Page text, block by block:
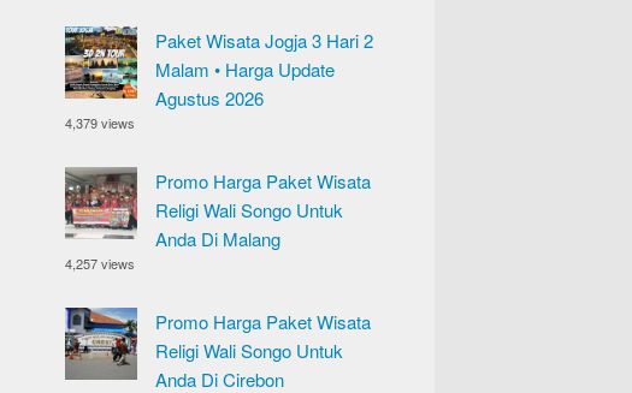
Paket Wisata Jogja 3 Hari 2
Malam • Harga Update
Agustus 2026
4,379 views
Promo Harga Paket Wisata
Religi Wali Songo Untuk
Anda Di Malang
4,257 views
Promo Harga Paket Wisata
Religi Wali Songo Untuk
Anda Di Cirebon